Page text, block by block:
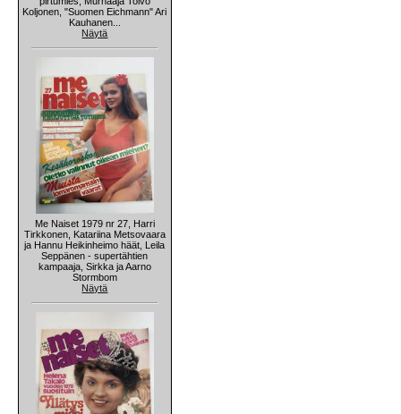
Koljonen, "Suomen Eichmann" Ari
Kauhanen...
Näytä
Me Naiset 1979 nr 27, Harri
Tirkkonen, Katariina Metsovaara
ja Hannu Heikinheimo häät, Leila
Seppänen - supertähtien
kampaaja, Sirkka ja Aarno
Stormbom
Näytä